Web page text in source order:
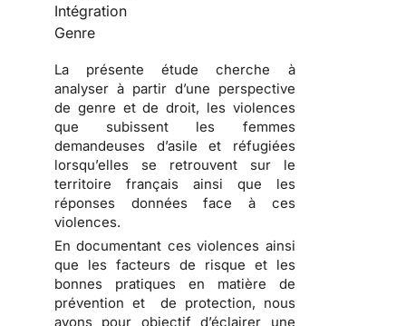
Intégration
Genre
La présente étude cherche à
analyser à partir d’une perspective
de genre et de droit, les violences
que subissent les femmes
demandeuses d’asile et réfugiées
lorsqu’elles se retrouvent sur le
territoire français ainsi que les
réponses données face à ces
violences.
En documentant ces violences ainsi
que les facteurs de risque et les
bonnes pratiques en matière de
prévention et de protection, nous
avons pour objectif d’éclairer une